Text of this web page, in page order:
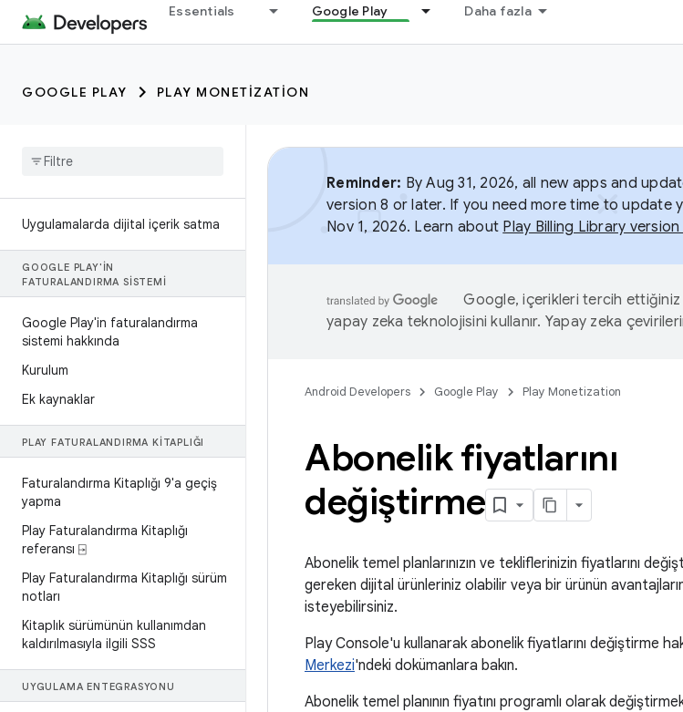
Essentials Google Play Daha fazla
GOOGLE PLAY PLAY MONETIZATION
Uygulamalarda dijital içerik satma
GOOGLE PLAY'IN
FATURALANDIRMA SISTEMI
Google Play'in faturalandırma
sistemi hakkında
Kurulum
Ek kaynaklar
PLAY FATURALANDIRMA KITAPLIĞI
Faturalandırma Kitaplığı 9'a geçiş
yapma
Play Faturalandırma Kitaplığı
referansı ⍈
Play Faturalandırma Kitaplığı sürüm
notları
Kitaplık sürümünün kullanımdan
kaldırılmasıyla ilgili SSS
UYGULAMA ENTEGRASYONU
Reminder: By Aug 31, 2026, all new apps and
version 8 or later. If you need more time to update
Nov 1, 2026. Learn about Play Billing Library
Google, içerikleri tercih ettiğiniz
yapay zeka teknolojisini kullanır. Yapay zeka
Android Developers Google Play Play Monetization
Abonelik fiyatlarını
değiştirme
Abonelik temel planlarınızın ve tekliflerinizin fiyatlarını
gereken dijital ürünleriniz olabilir veya bir ürünün
isteyebilirsiniz.
Play Console'u kullanarak abonelik fiyatlarını değiştirme
Merkezi'ndeki dokümanlara bakın.
Abonelik temel planının fiyatını programlı olarak